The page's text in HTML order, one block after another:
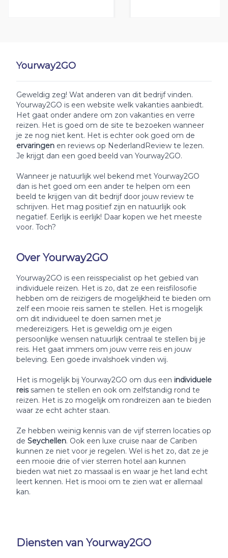
Yourway2GO
Geweldig zeg! Wat anderen van dit bedrijf vinden.
Yourway2GO is een website welk vakanties aanbiedt.
Het gaat onder andere om zon vakanties en verre
reizen. Het is goed om de site te bezoeken wanneer
je ze nog niet kent. Het is echter ook goed om de
ervaringen en reviews op NederlandReview te lezen.
Je krijgt dan een goed beeld van Yourway2GO.
Wanneer je natuurlijk wel bekend met Yourway2GO
dan is het goed om een ander te helpen om een
beeld te krijgen van dit bedrijf door jouw review te
schrijven. Het mag positief zijn en natuurlijk ook
negatief. Eerlijk is eerlijk! Daar kopen we het meeste
voor. Toch?
Over Yourway2GO
Yourway2GO is een reisspecialist op het gebied van
individuele reizen. Het is zo, dat ze een reisfilosofie
hebben om de reizigers de mogelijkheid te bieden om
zelf een mooie reis samen te stellen. Het is mogelijk
om dit individueel te doen samen met je
medereizigers. Het is geweldig om je eigen
persoonlijke wensen natuurlijk centraal te stellen bij je
reis. Het gaat immers om jouw verre reis en jouw
beleving. Een goede invalshoek vinden wij.
Het is mogelijk bij Yourway2GO om dus een individuele
reissamen te stellen en ook om zelfstandig rond te
reizen. Het is zo mogelijk om rondreizen aan te bieden
waar ze echt achter staan.
Ze hebben weinig kennis van de vijf sterren locaties op
de Seychellen. Ook een luxe cruise naar de Cariben
kunnen ze niet voor je regelen. Wel is het zo, dat ze je
een mooie drie of vier sterren hotel aan kunnen
bieden wat niet zo massaal is en waar je het land echt
leert kennen. Het is mooi om te zien wat er allemaal
kan.
Diensten van Yourway2GO